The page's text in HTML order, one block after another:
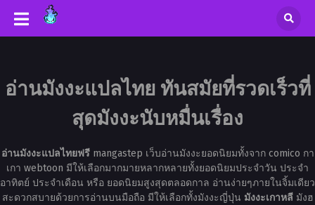
อ่านมังงะแปลไทย ทันสมัยที่รวดเร็วที่
สุดมังงะนับหมื่นเรื่อง
อ่านมังงะแปลไทยฟรีmangastep เว็บอ่านมังงะยอดนิยมทั้งจาก comico กา
เกา webtoon มีให้เลือกมากมายหลากหลายทั้งยอดนิยมประจำวัน ประจำ
อาทิตย์ ประจำเดือน หรือ ยอดนิยมสูงสุดตลอดกาล อ่านง่ายๆภายในจิ้มเดียว
สะดวกสบายด้วยการอ่านบนมือถือ มีให้เลือกทั้งมังงะญี่ปุ่น มังงะเกาหลีมังฮ